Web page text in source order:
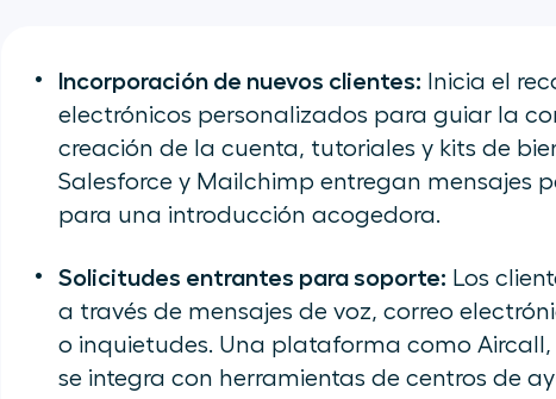
Incorporación de nuevos clientes: Inicia el
electrónicos personalizados para guiar la
creación de la cuenta, tutoriales y kits de
Salesforce y Mailchimp entregan mensajes
para una introducción acogedora.
Solicitudes entrantes para soporte: Los
a través de mensajes de voz, correo
o inquietudes. Una plataforma como
se integra con herramientas de centros de